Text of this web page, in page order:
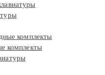
комплекты
комплекты